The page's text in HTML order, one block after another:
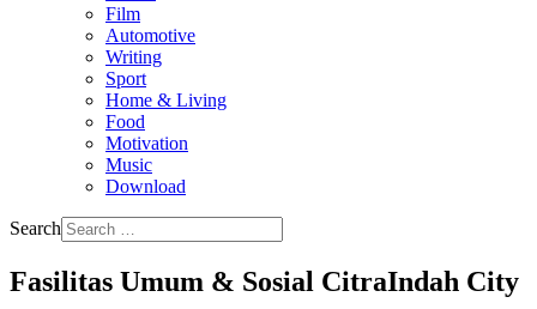
Film
Automotive
Writing
Sport
Home & Living
Food
Motivation
Music
Download
Search
Fasilitas Umum & Sosial CitraIndah City